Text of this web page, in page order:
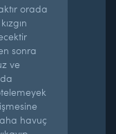
orada
sonra
ve
havuç